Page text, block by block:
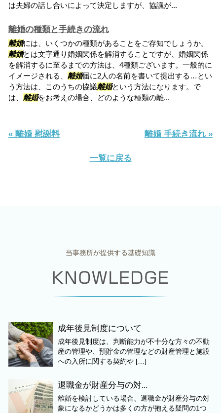
は夫婦の話し合いによって決定しますが、協議が...
離婚の種類と手続きの流れ
離婚には、いくつかの種類があることをご存知でしょうか。
離婚とは文字通り婚姻関係を解消することですが、婚姻関係
を解消するに至るまでの方法は、4種類ございます。一般的に
イメージされる、 離婚届に2人の名前を書いて提出する…とい
う方法は、このうちの協議離婚という方法になります。で
は、 離婚をお考えの場合、どのような種類の離...
« 離婚 慰謝料 離婚 手続き流れ »
一覧に戻る
当事務所が提供する基礎知識
成年後見制度について
成年後見制度は、判断能力が不十分な方々の不動
産の管理や、預貯金の管理などの財産管理と施設
への入所に関する契約や […]
退職金が財産分与の対...
離婚を検討している場合、退職金が財産分与の対
象になるかどうかは多くの方が抱える疑問の1つ